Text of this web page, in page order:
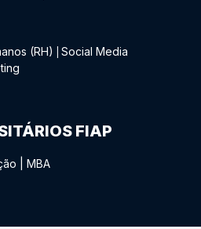
(RH)
Social Media
FIAP
MBA